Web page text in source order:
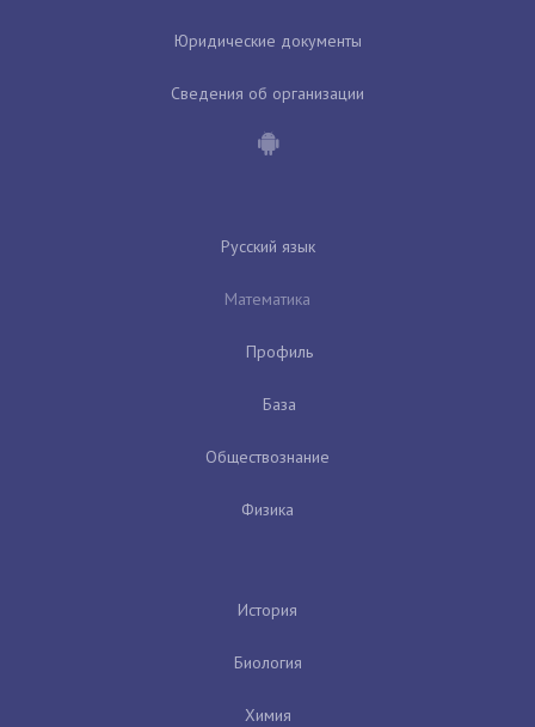
Юридические документы
Сведения об организации
Русский язык
Математика
Профиль
База
Обществознание
Физика
История
Биология
Химия